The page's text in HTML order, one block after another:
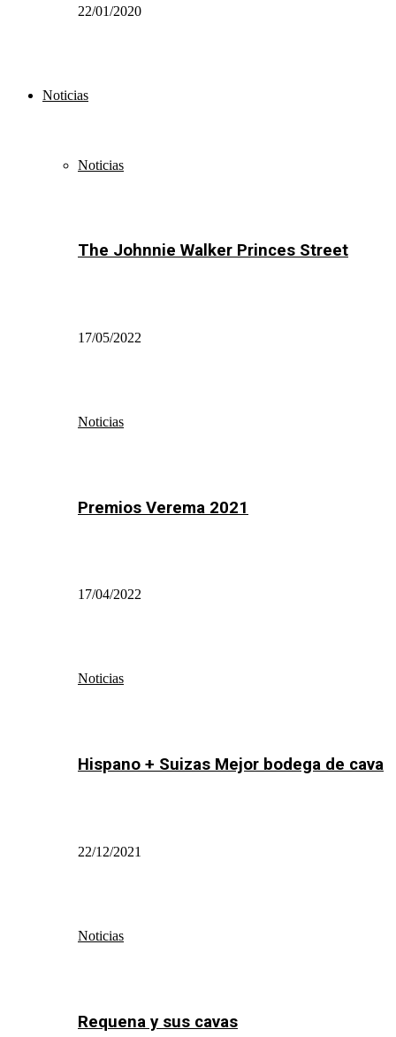
22/01/2020
Noticias
Noticias
The Johnnie Walker Princes Street
17/05/2022
Noticias
Premios Verema 2021
17/04/2022
Noticias
Hispano + Suizas Mejor bodega de cava
22/12/2021
Noticias
Requena y sus cavas